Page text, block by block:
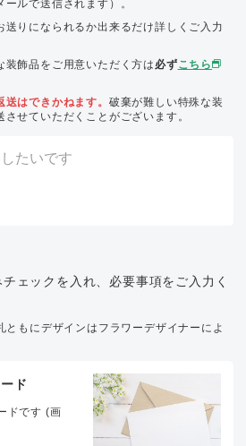
ルで送信されます）。
送りになられるか出来るだけ詳しくご入力
装飾品をご用意いただく方は 必ずこちら
はできかねます。 破棄が難しい特殊な装
せていただくことがございます。
ェックを入れ、必要事項をご入力く
もにデザインはフラワーデザイナーによ
ド
ドです (画